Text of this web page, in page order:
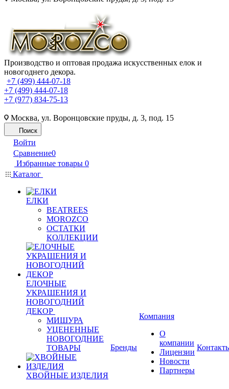
Производство и оптовая продажа искусственных елок и
новогоднего декора.
+7 (499) 444-07-18
+7 (499) 444-07-18
+7 (977) 834-75-13
Москва, ул. Воронцовские пруды, д. 3, под. 15
Поиск
Войти
Сравнение0
Избранные товары 0
Каталог
ЕЛКИ
BEATREES
MOROZCO
ОСТАТКИ
КОЛЛЕКЦИИ
ЕЛОЧНЫЕ
УКРАШЕНИЯ И
НОВОГОДНИЙ
ДЕКОР
МИШУРА
УЦЕНЕННЫЕ
НОВОГОДНИЕ
ТОВАРЫ
ХВОЙНЫЕ ИЗДЕЛИЯ
Бренды
Компания
О
компании
Лицензии
Новости
Партнеры